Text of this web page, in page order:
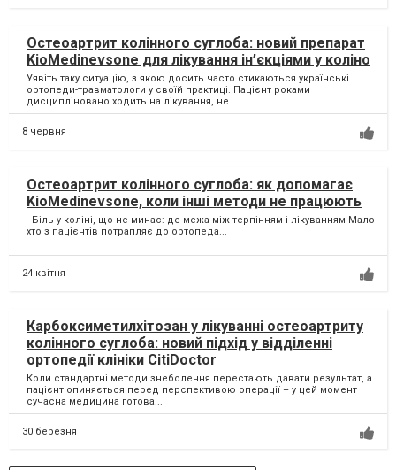
Остеоартрит колінного суглоба: новий препарат
KioMedinevsone для лікування ін’єкціями у коліно
Уявіть таку ситуацію, з якою досить часто стикаються українські
ортопеди-травматологи у своїй практиці. Пацієнт роками
дисципліновано ходить на лікування, не...
8 червня
Остеоартрит колінного суглоба: як допомагає
KioMedinevsone, коли інші методи не працюють
Біль у коліні, що не минає: де межа між терпінням і лікуванням Мало
хто з пацієнтів потрапляє до ортопеда...
24 квітня
Карбоксиметилхітозан у лікуванні остеоартриту
колінного суглоба: новий підхід у відділенні
ортопедії клініки CitiDoctor
Коли стандартні методи знеболення перестають давати результат, а
пацієнт опиняється перед перспективою операції – у цей момент
сучасна медицина готова...
30 березня